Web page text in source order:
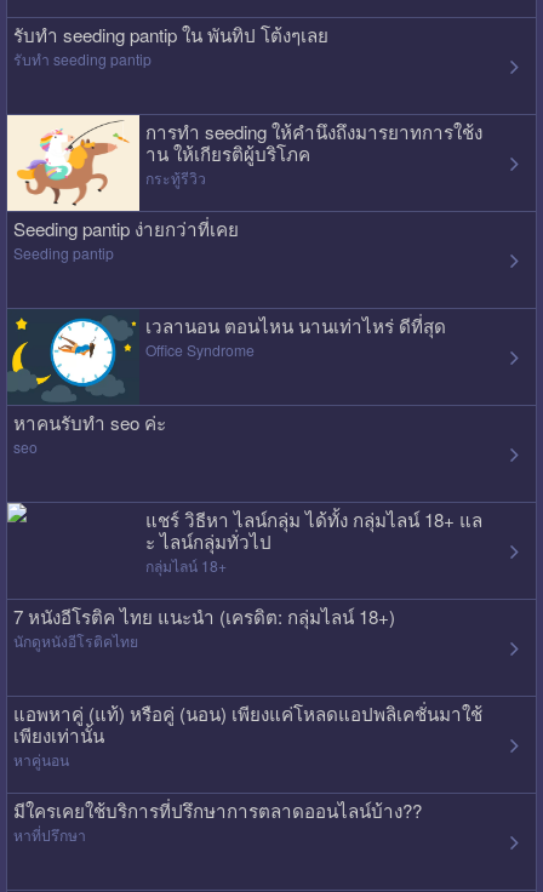
รับทำ seeding pantip ใน พันทิป โต้งๆเลย
รับทำ seeding pantip
การทำ seeding ให้คำนึงถึงมารยาทการใช้ง
าน ให้เกียรติผู้บริโภค
กระทู้รีวิว
Seeding pantip ง่ายกว่าที่เคย
Seeding pantip
เวลานอน ตอนไหน นานเท่าไหร่ ดีที่สุด
Office Syndrome
หาคนรับทำ seo ค่ะ
seo
แชร์ วิธีหา ไลน์กลุ่ม ได้ทั้ง กลุ่มไลน์ 18+ แล
ะ ไลน์กลุ่มทั่วไป
กลุ่มไลน์ 18+
7 หนังอีโรติค ไทย แนะนำ (เครดิต: กลุ่มไลน์ 18+)
นักดูหนังอีโรติคไทย
แอพหาคู่ (แท้) หรือคู่ (นอน) เพียงแค่โหลดแอปพลิเคชั่นมาใช้
เพียงเท่านั้น
หาคู่นอน
มีใครเคยใช้บริการที่ปรึกษาการตลาดออนไลน์บ้าง??
หาที่ปรึกษา